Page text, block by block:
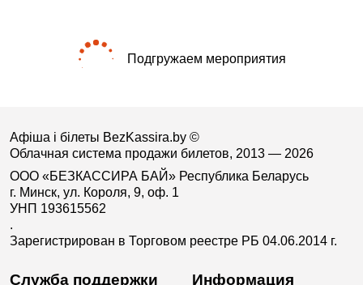
Подгружаем мероприятия
Афіша і білеты BezKassira.by ©
Облачная система продажи билетов, 2013 — 2026
ООО «БЕЗКАССИРА БАЙ» Республика Беларусь
г. Минск, ул. Короля, 9, оф. 1
УНП 193615562
.
Зарегистрирован в Торговом реестре РБ 04.06.2014 г.
Служба поддержки Информация